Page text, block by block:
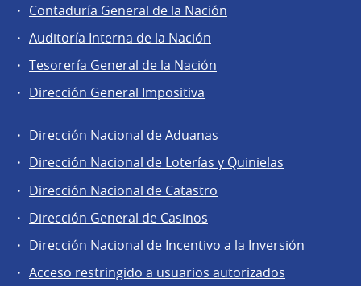
Contaduría General de la Nación
Auditoría Interna de la Nación
Tesorería General de la Nación
Dirección General Impositiva
Áreas
la
Dirección
General
de
Dirección Nacional de Aduanas
Dirección Nacional de Loterías y Quinielas
Dirección Nacional de Catastro
Dirección General de Casinos
Dirección Nacional de Incentivo a la Inversión
Acceso restringido a usuarios autorizados